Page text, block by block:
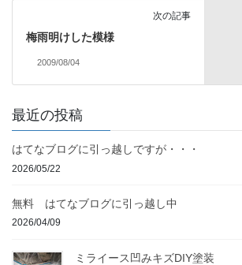
次の記事
梅雨明けした模様
2009/08/04
最近の投稿
はてなブログに引っ越しですが・・・
2026/05/22
無料 はてなブログに引っ越し中
2026/04/09
ミライース凹みキズDIY塗装